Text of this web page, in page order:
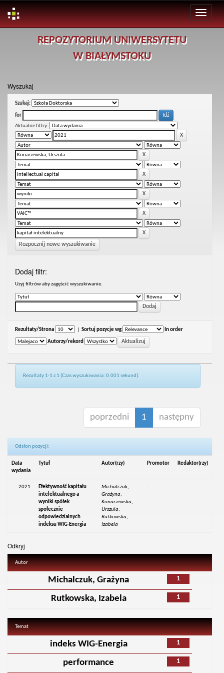
REPOZYTORIUM UNIWERSYTETU
W BIAŁYMSTOKU
Wyszukaj
Szukaj:
for
Aktualne filtry:
Rozpocznij nowe wyszukiwanie
Dodaj filtr:
Uzyj filtrów aby zagęścić wyszukiwanie.
Rezultaty/Strona Sortuj pozycje wg In order
Autorzy/rekord
Rezultaty 1-1 z 1 (Czas wyszukiwania: 0.001 sekund).
poprzedni 1 następny
Odsłon pozycji:
Data
wydania
Tytuł Autor(rzy) Promotor Redaktor(rzy)
2021
Efektywność kapitału
intelektualnego a
wyniki spółek
społecznie
odpowiedzialnych
indeksu WIG-Energia
Michalczuk,
Grażyna;
Konarzewska,
Urszula;
Rutkowska,
Izabela
- -
Odkryj
Autor
1
Michalczuk, Grażyna
1
Rutkowska, Izabela
Temat
1
indeks WIG-Energia
1
performance